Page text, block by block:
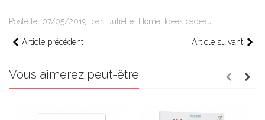
Posté le 07/05/2019 par Juliette Home, Idées cadeau
Article précédent Article suivant
Vous aimerez peut-être